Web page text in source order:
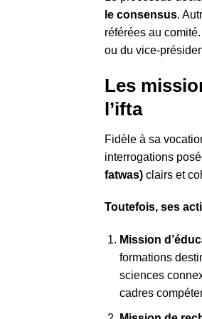
le consensus.
référées au
ou du vice-
Les
l’ifta
Fidèle à sa
interrogations
fatwas) clairs et
Toutefois, ses
Mission
formations
sciences
cadres